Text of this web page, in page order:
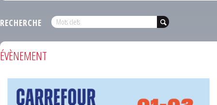
RECHERCHE
ÉVÈNEMENT